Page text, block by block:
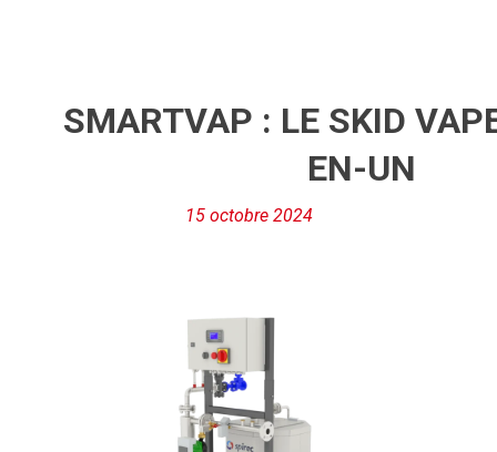
SMARTVAP : LE SKID
EN-UN
15 octobre 2024